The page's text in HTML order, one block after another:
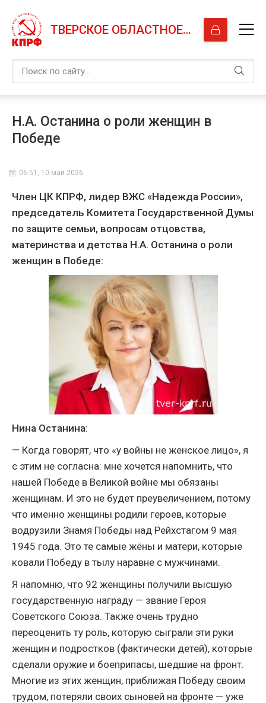
ТВЕРСКОЕ ОБЛАСТНОЕ ОТДЕЛЕНИЕ КПРФ
Н.А. Останина о роли женщин в
Победе
06:51, 10 май 2026
Член ЦК КПРФ, лидер ВЖС «Надежда России»,
председатель Комитета Государственной Думы
по защите семьи, вопросам отцовства,
материнства и детства Н.А. Останина о роли
женщин в Победе:
Нина Останина:
— Когда говорят, что «у войны не женское лицо», я
с этим не согласна: мне хочется напомнить, что
нашей Победе в Великой войне мы обязаны
женщинам. И это не будет преувеличением, потому
что именно женщины родили героев, которые
водрузили Знамя Победы над Рейхстагом 9 мая
1945 года. Это те самые жёны и матери, которые
ковали Победу в тылу наравне с мужчинами.
Я напомню, что 92 женщины получили высшую
государственную награду — звание Героя
Советского Союза. Также очень трудно
переоценить ту роль, которую сыграли эти руки
женщин и подростков (фактически детей), которые
сделали оружие и боеприпасы, шедшие на фронт.
Многие из этих женщин, приближая Победу своим
трудом, потеряли своих сыновей на фронте — уже